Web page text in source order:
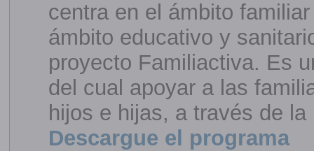
centra en el ámbito
ámbito educativo y
proyecto Familiactiva. Es
del cual apoyar a las
hijos e hijas, a través de
Descargue el programa